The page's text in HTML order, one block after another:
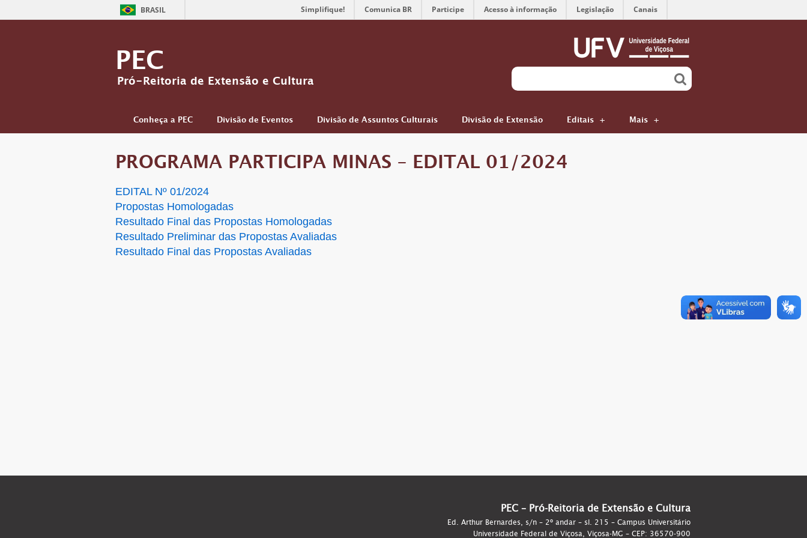
BRASIL Simplifique! Comunica BR Participe Acesso à informação Legislação Canais
PEC
Pró-Reitoria de Extensão e Cultura
Conheça a PEC Divisão de Eventos Divisão de Assuntos Culturais Divisão de Extensão Editais Mais
PROGRAMA PARTICIPA MINAS – EDITAL 01/2024
EDITAL Nº 01/2024
Propostas Homologadas
Resultado Final das Propostas Homologadas
Resultado Preliminar das Propostas Avaliadas
Resultado Final das Propostas Avaliadas
PEC – Pró-Reitoria de Extensão e Cultura
Ed. Arthur Bernardes, s/n – 2º andar – sl. 215 – Campus Universitário
Universidade Federal de Viçosa, Viçosa-MG – CEP: 36570-900